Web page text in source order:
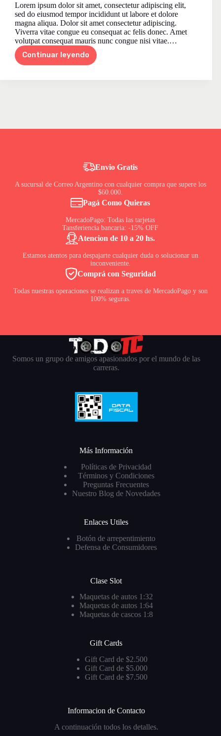
Lorem ipsum dolor sit amet, consectetur adipiscing elit,
sed do eiusmod tempor incididunt ut labore et dolore
magna aliqua. Dolor sit amet consectetur adipiscing.
Viverra vitae congue eu consequat ac felis donec. Amet
volutpat consequat mauris nunc congue nisi vitae.…
Continuar leyendo
Metus
Aliquam
Nulla
Envio Gratis
A sucursal de Correo Argentino con cualquier compra que supere los
$60.000.
Pagá Como Quieras
MercadoPago: Todas las tarjetas
Tansferiencia bancaria: -15% OFF
Atencion de 10 a 20 hs.
Estamos atentos para despajarte cualquier duda o solucionar un
inconveniente.
Comprá con Seguridad
Todas nuestras operaciones se realizan a traves de MercadoPago y son
100% seguras.
Somos un grupo de amigos apasionados por el mundo de las
carreras.
Más Información
Políticas de Privacidad
Términos y Condiciones
Preguntas Frecuentes
Nuestro Blog de Novedades
Enlaces Utiles
Botón de arrepentimiento
Defensa de Consumidores
Clase Slot
Maquetas de autos 1:32
Maquetas de autos 1:64
Maquetas de cascos 1:8
Gift Cards
Gift Card de $2.500
Gift Card de $5.000
Gift Card de $7.500
Informacion de Contacto
A continuación todos los detalles.